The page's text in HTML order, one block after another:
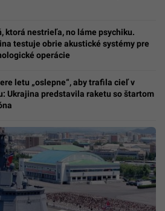
ktorá nestrieľa, no láme psychiku.
testuje obrie akustické systémy pre
operácie
letu „oslepne“, aby trafila cieľ v
Ukrajina predstavila raketu so štartom